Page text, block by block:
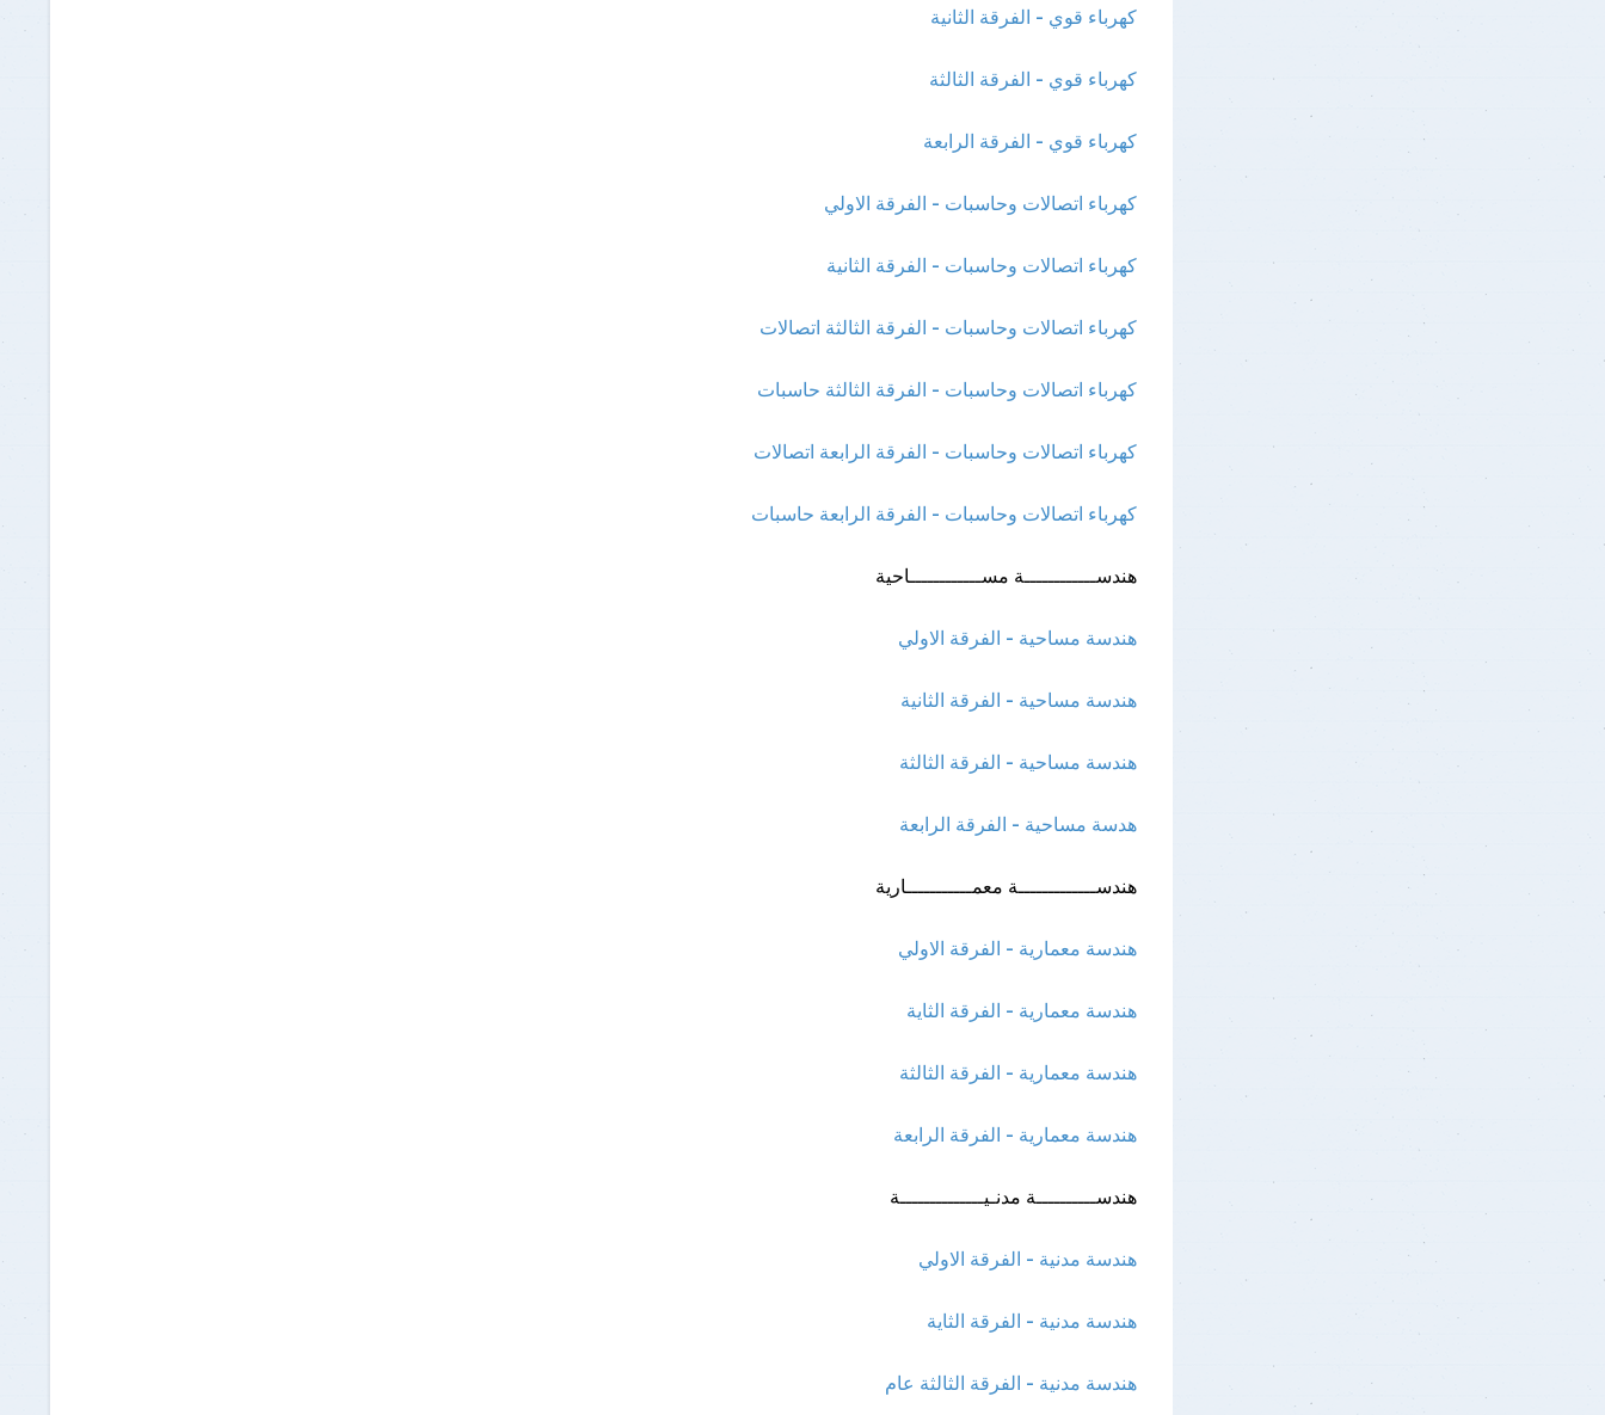
كهرباء قوي - الفرقة الثانية
كهرباء قوي - الفرقة الثالثة
كهرباء قوي - الفرقة الرابعة
كهرباء اتصالات وحاسبات - الفرقة الاولي
كهرباء اتصالات وحاسبات - الفرقة الثانية
كهرباء اتصالات وحاسبات - الفرقة الثالثة اتصالات
كهرباء اتصالات وحاسبات - الفرقة الثالثة حاسبات
كهرباء اتصالات وحاسبات - الفرقة الرابعة اتصالات
كهرباء اتصالات وحاسبات - الفرقة الرابعة حاسبات
هندســــــــــــة مســــــــــــاحية
هندسة مساحية - الفرقة الاولي
هندسة مساحية - الفرقة الثانية
هندسة مساحية - الفرقة الثالثة
هدسة مساحية - الفرقة الرابعة
هندســـــــــــــة معمـــــــــــارية
هندسة معمارية - الفرقة الاولي
هندسة معمارية - الفرقة الثاية
هندسة معمارية - الفرقة الثالثة
هندسة معمارية - الفرقة الرابعة
هندســــــــــة مدنـيــــــــــــــة
هندسة مدنية - الفرقة الاولي
هندسة مدنية - الفرقة الثاية
هندسة مدنية - الفرقة الثالثة عام